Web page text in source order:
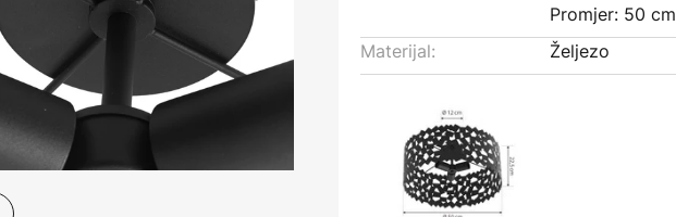
Promjer: 50 cm
Materijal:
Željezo